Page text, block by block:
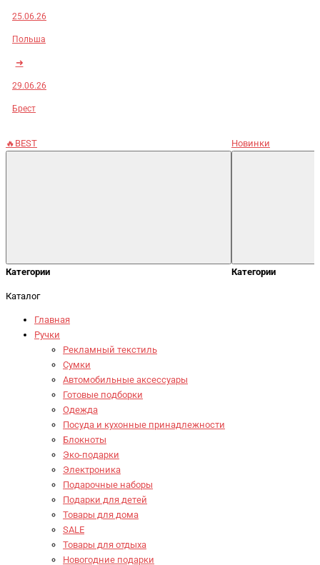
25.06.26
Польша
➜
29.06.26
Брест
🔥BEST
Категории
Новинки
Категории
Каталог
Главная
Ручки
Рекламный текстиль
Сумки
Автомобильные аксессуары
Готовые подборки
Одежда
Посуда и кухонные принадлежности
Блокноты
Эко-подарки
Электроника
Подарочные наборы
Подарки для детей
Товары для дома
SALE
Товары для отдыха
Новогодние подарки